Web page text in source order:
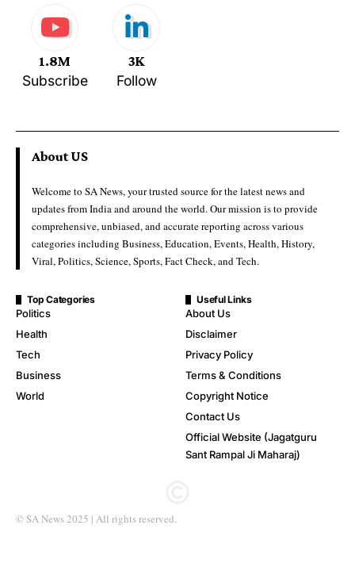
1.8M
Subscribe
3K
Follow
About US
Welcome to SA News, your trusted source for the latest news and
updates from India and around the world. Our mission is to provide
comprehensive, unbiased, and accurate reporting across various
categories including Business, Education, Events, Health, History,
Viral, Politics, Science, Sports, Fact Check, and Tech.
Top Categories
Politics
Health
Tech
Business
World
Useful Links
About Us
Disclaimer
Privacy Policy
Terms & Conditions
Copyright Notice
Contact Us
Official Website (Jagatguru
Sant Rampal Ji Maharaj)
© SA News 2025 | All rights reserved.